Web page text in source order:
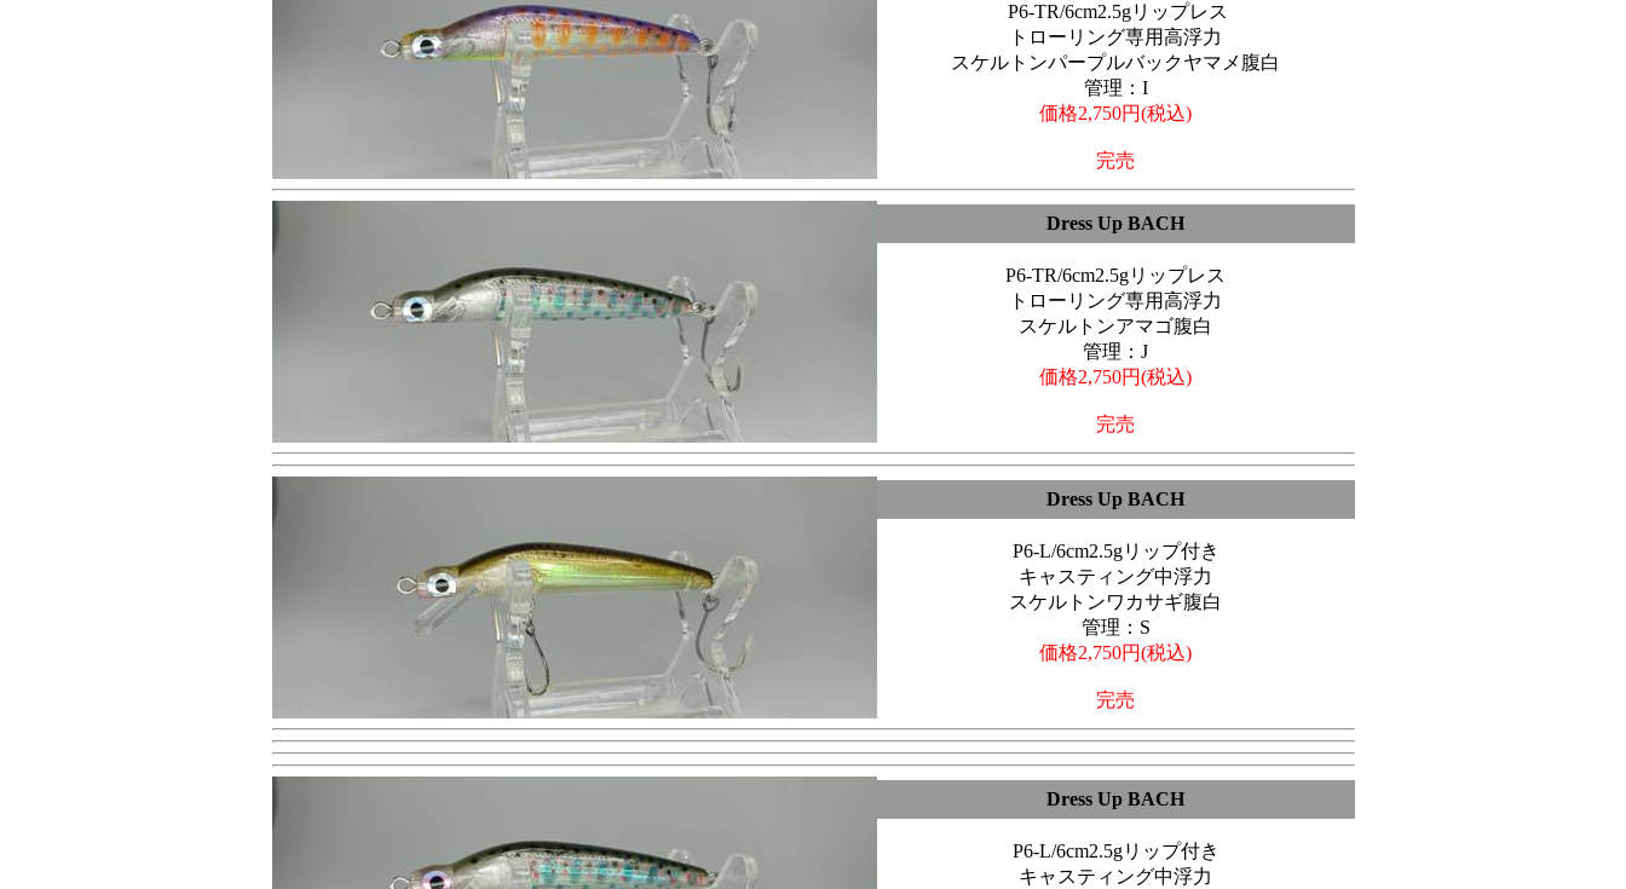
P6-TR/6cm2.5gリップレス
トローリング専用高浮力
スケルトンパープルバックヤマメ腹白
管理：I
価格2,750円(税込)
完売
Dress Up BACH
P6-TR/6cm2.5gリップレス
トローリング専用高浮力
スケルトンアマゴ腹白
管理：J
価格2,750円(税込)
完売
Dress Up BACH
P6-L/6cm2.5gリップ付き
キャスティング中浮力
スケルトンワカサギ腹白
管理：S
価格2,750円(税込)
完売
Dress Up BACH
P6-L/6cm2.5gリップ付き
キャスティング中浮力